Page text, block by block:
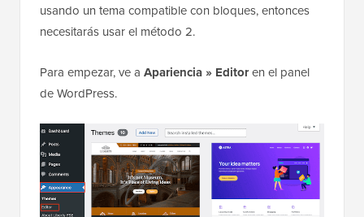
usando un tema compatible con bloques, entonces
necesitarás usar el método 2.
Para empezar, ve a Apariencia » Editoren el panel
de WordPress.